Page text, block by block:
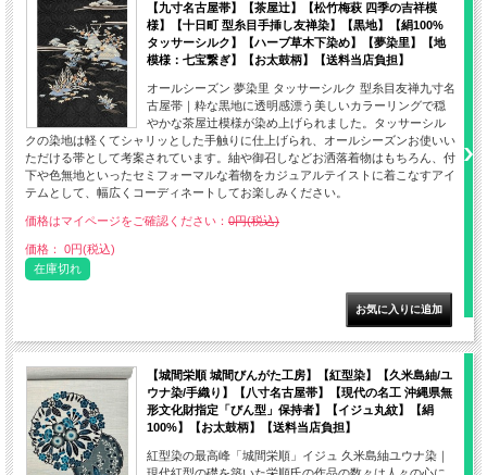
【九寸名古屋帯】【茶屋辻】【松竹梅萩 四季の吉祥模
様】【十日町 型糸目手挿し友禅染】【黒地】【絹100%
タッサーシルク】【ハーブ草木下染め】【夢染里】【地
模様：七宝繋ぎ】【お太鼓柄】【送料当店負担】
オールシーズン 夢染里 タッサーシルク 型糸目友禅九寸名
古屋帯｜粋な黒地に透明感漂う美しいカラーリングで穏
やかな茶屋辻模様が染め上げられました。タッサーシル
クの染地は軽くてシャリッとした手触りに仕上げられ、オールシーズンお使いい
ただける帯として考案されています。紬や御召しなどお洒落着物はもちろん、付
下や色無地といったセミフォーマルな着物をカジュアルテイストに着こなすアイ
テムとして、幅広くコーディネートしてお楽しみください。
価格はマイページをご確認ください： 0円(税込)
価格： 0円(税込)
在庫切れ
【城間栄順 城間びんがた工房】【紅型染】【久米島紬/ユ
ウナ染/手織り】【八寸名古屋帯】【現代の名工 沖縄県無
形文化財指定「びん型」保持者】【イジュ丸紋】【絹
100%】【お太鼓柄】【送料当店負担】
紅型染の最高峰「城間栄順」イジュ 久米島紬ユウナ染｜